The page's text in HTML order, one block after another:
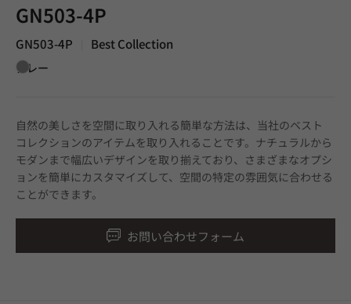
GN503-4P
GN503-4P Best Collection
グレー
自然の美しさを空間に取り入れる簡単な方法は、当社のベスト
コレクションのアイテムを取り入れることです。ナチュラルから
モダンまで幅広いデザインを取り揃えており、さまざまなオプシ
ョンを簡単にカスタマイズして、空間の特定の雰囲気に合わせる
ことができます。
お問い合わせフォーム